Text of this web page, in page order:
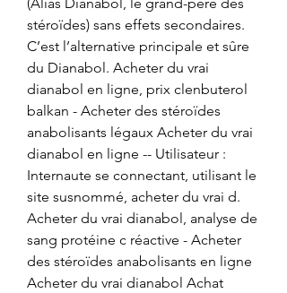
stéroïdes) sans effets secondaires.
C’est l’alternative principale et sûre
du Dianabol. Acheter du vrai
dianabol en ligne, prix clenbuterol
balkan - Acheter des stéroïdes
anabolisants légaux Acheter du vrai
dianabol en ligne -- Utilisateur :
Internaute se connectant, utilisant le
site susnommé, acheter du vrai d.
Acheter du vrai dianabol, analyse de
sang protéine c réactive - Acheter
des stéroïdes anabolisants en ligne
Acheter du vrai dianabol Achat